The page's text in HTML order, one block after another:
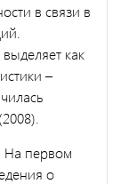
в связи в
как
–
На первом
о